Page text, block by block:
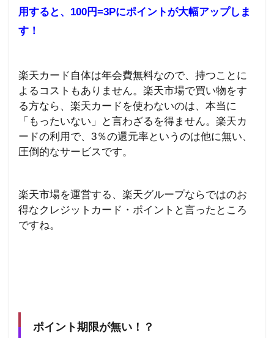
用すると、 100円=3Pにポイントが大幅アップしま
す！
楽天カード自体は年会費無料なので、持つことに
よるコストもありません。 楽天市場で買い物をす
る方なら、楽天カードを使わないのは、本当に
「もったいない」と言わざるを得ません。 楽天カ
ードの利用で、3％の還元率というのは他に無い、
圧倒的なサービスです。
楽天市場を運営する、楽天グループならではのお
得なクレジットカード・ポイントと言ったところ
ですね。
ポイント期限が無い！？